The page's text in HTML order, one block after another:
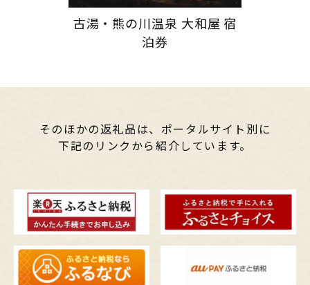
古湯・熊の川温泉 大和屋 宿
泊券
そのほかの返礼品は、ポータルサイト別に
下記のリンクから紹介しています。